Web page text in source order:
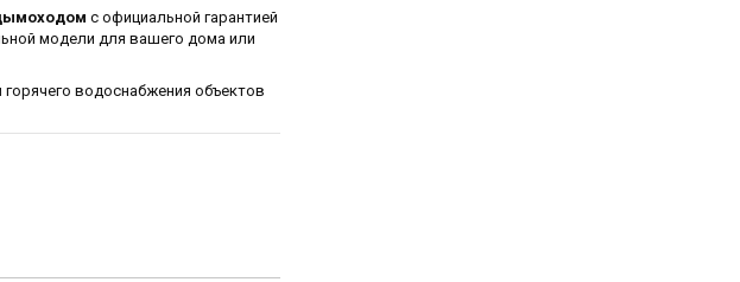
дымоходом с официальной гарантией
модели для вашего дома или
водоснабжения объектов